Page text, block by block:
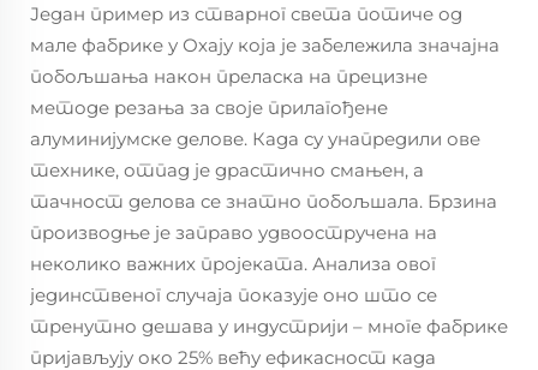
Један пример из стварног света потиче од
мале фабрике у Охају која је забележила значајна
побољшања након преласка на прецизне
методе резања за своје прилагођене
алуминијумске делове. Када су унапредили ове
технике, отпад је драстично смањен, а
тачност делова се знатно побољшала. Брзина
производње је заправо удвоостручена на
неколико важних пројеката. Анализа овог
јединственог случаја показује оно што се
тренутно дешава у индустрији – многе фабрике
пријављују око 25% већу ефикасност када